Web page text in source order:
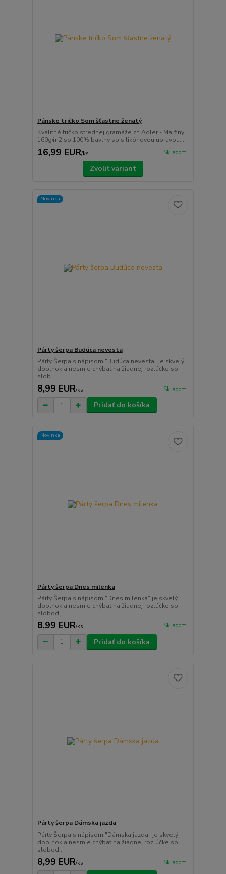
Pánske tričko Som šťastne ženatý
Kvalitné tričko strednej gramáže zn.Adler - Malfiny
160g/m2 so 100% bavlny so silikónovou úpravou....
16,99 EUR/ks Skladom
Zvoliť variant
Novinka
Párty šerpa Budúca nevesta
Párty Šerpa s nápisom "Budúca nevesta" je skvelý
doplnok a nesmie chýbať na žiadnej rozlúčke so
slob...
8,99 EUR/ks Skladom
Pridať do košíka
Novinka
Párty šerpa Dnes milenka
Párty Šerpa s nápisom "Dnes milenka" je skvelý
doplnok a nesmie chýbať na žiadnej rozlúčke so
slobod...
8,99 EUR/ks Skladom
Pridať do košíka
Párty šerpa Dámska jazda
Párty Šerpa s nápisom "Dámska jazda" je skvelý
doplnok a nesmie chýbať na žiadnej rozlúčke so
slobod...
8,99 EUR/ks Skladom